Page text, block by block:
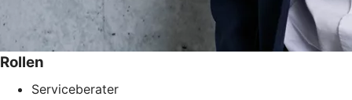
Rollen
Serviceberater